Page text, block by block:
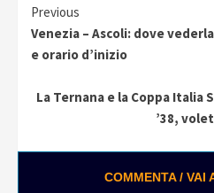
Continue
Reading
Previous
Venezia – Ascoli: dove
e orario d’inizio
La Ternana e la Coppa Italia
’38,
COMMENTA / VAI